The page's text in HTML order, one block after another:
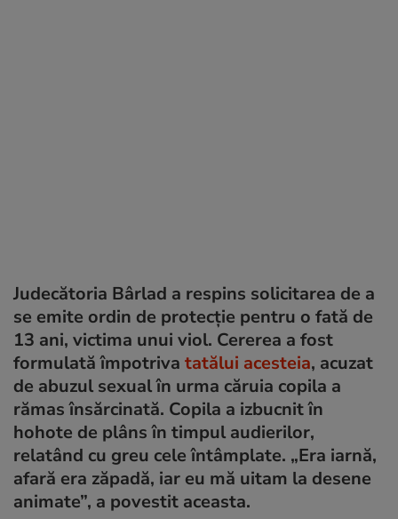
Judecătoria Bârlad a respins solicitarea de a
se emite ordin de protecție pentru o fată de
13 ani, victima unui viol. Cererea a fost
formulată împotriva tatălui acesteia, acuzat
de abuzul sexual în urma căruia copila a
rămas însărcinată. Copila a izbucnit în
hohote de plâns în timpul audierilor,
relatând cu greu cele întâmplate. „Era iarnă,
afară era zăpadă, iar eu mă uitam la desene
animate”, a povestit aceasta.